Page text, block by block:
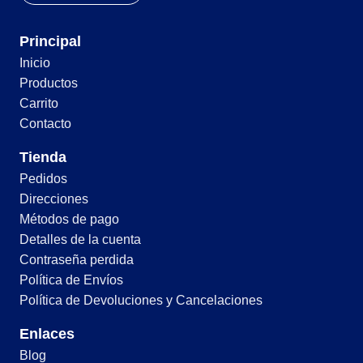
Principal
Inicio
Productos
Carrito
Contacto
Tienda
Pedidos
Direcciones
Métodos de pago
Detalles de la cuenta
Contraseña perdida
Política de Envíos
Política de Devoluciones y Cancelaciones
Enlaces
Blog